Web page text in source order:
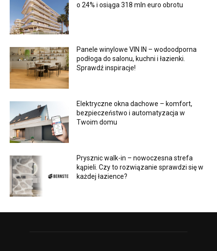
o 24% i osiąga 318 mln euro obrotu
Panele winylowe VIN IN – wodoodporna
podłoga do salonu, kuchni i łazienki.
Sprawdź inspiracje!
Elektryczne okna dachowe – komfort,
bezpieczeństwo i automatyzacja w
Twoim domu
Prysznic walk-in – nowoczesna strefa
kąpieli. Czy to rozwiązanie sprawdzi się w
każdej łazience?